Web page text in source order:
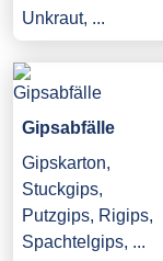
Unkraut, ...
Gipsabfälle
Gipskarton,
Stuckgips,
Putzgips, Rigips,
Spachtelgips, ...